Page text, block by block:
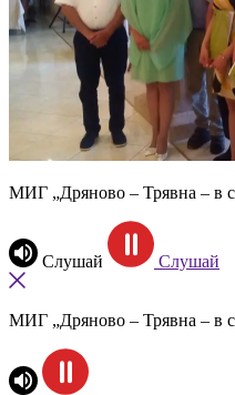
МИГ „Дряново – Трявна – в
Слушай Слушай
МИГ „Дряново – Трявна – в